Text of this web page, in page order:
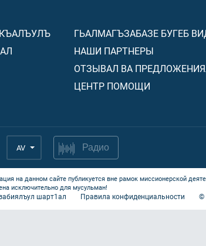
ГЬАЛМАГЪЗАБАЗЕ БУГЕБ
НАШИ ПАРТНЕРЫ
ОТЗЫВАЛ ВА
ЦЕНТР ПОМОЩИ
AV Радио
на данном сайте публикуется вне рамок миссионерской
исключительно для мусульман!
шарт1ал Правила конфиденциальности ©